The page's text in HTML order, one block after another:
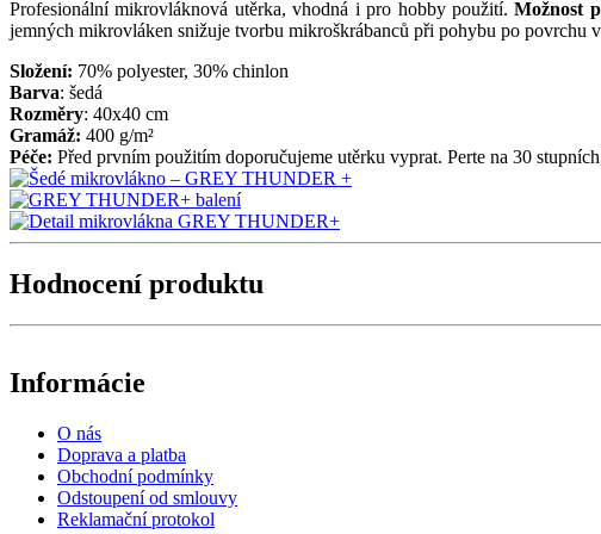
Profesionální mikrovláknová utěrka, vhodná i pro hobby použití.Možnost
jemných mikrovláken snižuje tvorbu mikroškrábanců při pohybu po povrchu
Složení: 70% polyester, 30% chinlon
Barva: šedá
Rozměry: 40x40 cm
Gramáž: 400 g/m²
Péče: Před prvním použitím doporučujeme utěrku vyprat. Perte na 30
Hodnocení produktu
Informácie
O nás
Doprava a platba
Obchodní podmínky
Odstoupení od smlouvy
Reklamační protokol